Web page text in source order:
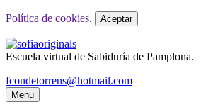
Política de cookies. Aceptar
Escuela virtual de Sabiduría de Pamplona.
fcondetorrens@hotmail.com
Menu